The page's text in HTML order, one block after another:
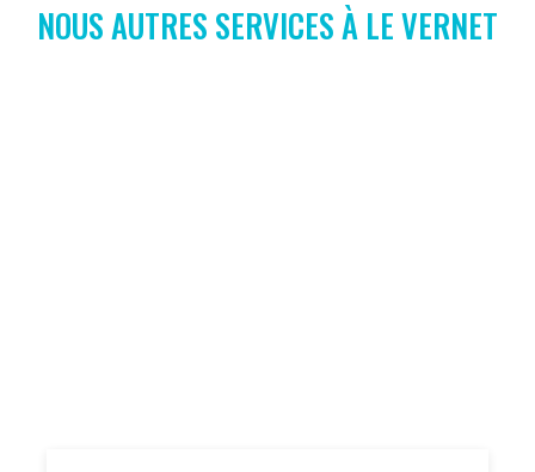
NOUS AUTRES SERVICES À LE VERNET